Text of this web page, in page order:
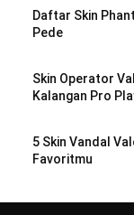
Daftar Skin
Pede
Skin Operator
Kalangan Pro
5 Skin Vandal
Favoritmu